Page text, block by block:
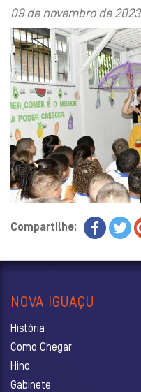
09 de novembro de 2023
Compartilhe:
NOVA IGUAÇU
História
Como Chegar
Hino
Gabinete